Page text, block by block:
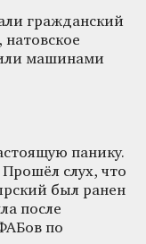
гражданский
машинами
панику.
слух, что
был ранен
после
по